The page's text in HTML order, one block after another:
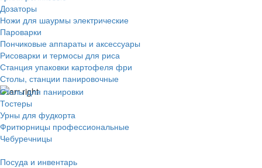
Дозаторы
Ножи для шаурмы электрические
Пароварки
Пончиковые аппараты и аксессуары
Рисоварки и термосы для риса
Станция упаковки картофеля фри
Столы, станции панировочные
Столы для панировки
Тостеры
Урны для фудкорта
Фритюрницы профессиональные
Чебуречницы
Посуда и инвентарь